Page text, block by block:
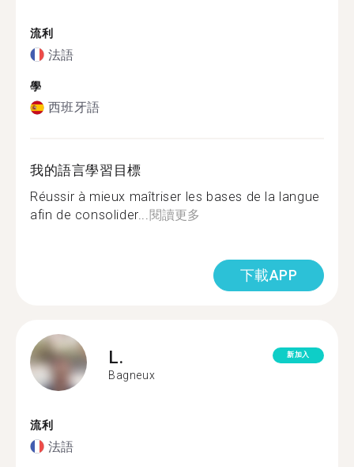
流利
法語
學
西班牙語
我的語言學習目標
Réussir à mieux maîtriser les bases de la langue
afin de consolider...閱讀更多
下載APP
L.
Bagneux
新加入
流利
法語